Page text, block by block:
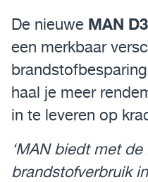
De nieuwe MAN
een merkbaar
haal je meer
in te leveren op
‘MAN biedt met
brandstofverbruik